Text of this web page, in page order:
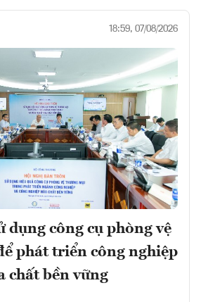
18:59, 07/08/2026
dụng công cụ phòng vệ
phát triển công nghiệp
chất bền vững